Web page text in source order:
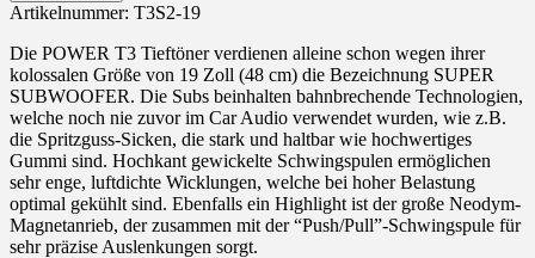
Artikelnummer: T3S2-19
Die POWER T3 Tieftöner verdienen alleine schon wegen ihrer
kolossalen Größe von 19 Zoll (48 cm) die Bezeichnung SUPER
SUBWOOFER. Die Subs beinhalten bahnbrechende Technologien,
welche noch nie zuvor im Car Audio verwendet wurden, wie z.B.
die Spritzguss-Sicken, die stark und haltbar wie hochwertiges
Gummi sind. Hochkant gewickelte Schwingspulen ermöglichen
sehr enge, luftdichte Wicklungen, welche bei hoher Belastung
optimal gekühlt sind. Ebenfalls ein Highlight ist der große Neodym-
Magnetanrieb, der zusammen mit der “Push/Pull”-Schwingspule für
sehr präzise Auslenkungen sorgt.